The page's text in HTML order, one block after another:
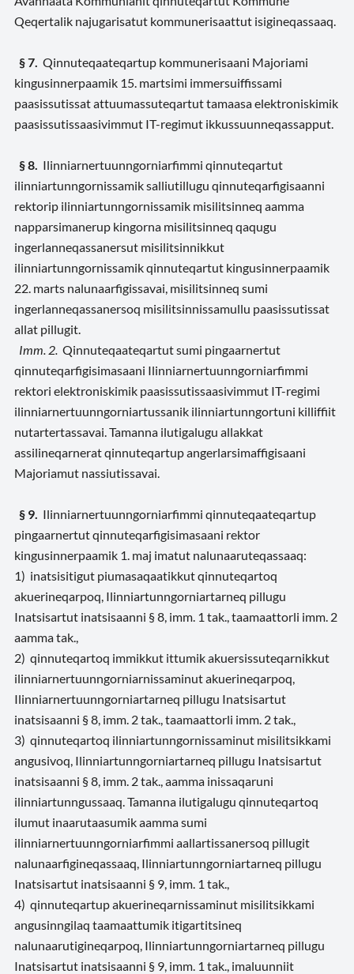
Qeqertalik najugarisatut kommunerisaattut isigineqassaaq.
§ 7. Qinnuteqaateqartup kommunerisaani Majoriami
kingusinnerpaamik 15. martsimi immersuiffissami
paasissutissat attuumassuteqartut tamaasa elektroniskimik
paasissutissaasivimmut IT-regimut ikkussuunneqassapput.
§ 8. Ilinniarnertuunngorniarfimmi qinnuteqartut
ilinniartunngornissamik salliutillugu qinnuteqarfigisaanni
rektorip ilinniartunngornissamik misilitsinneq aamma
napparsimanerup kingorna misilitsinneq qaqugu
ingerlanneqassanersut misilitsinnikkut
ilinniartunngornissamik qinnuteqartut kingusinnerpaamik
22. marts nalunaarfigissavai, misilitsinneq sumi
ingerlanneqassanersoq misilitsinnissamullu paasissutissat
allat pillugit.
Imm. 2. Qinnuteqaateqartut sumi pingaarnertut
qinnuteqarfigisimasaani Ilinniarnertuunngorniarfimmi
rektori elektroniskimik paasissutissaasivimmut IT-regimi
ilinniarnertuunngorniartussanik ilinniartunngortuni killiffiit
nutartertassavai. Tamanna ilutigalugu allakkat
assilineqarnerat qinnuteqartup angerlarsimaffigisaani
Majoriamut nassiutissavai.
§ 9. Ilinniarnertuunngorniarfimmi qinnuteqaateqartup
pingaarnertut qinnuteqarfigisimasaani rektor
kingusinnerpaamik 1. maj imatut nalunaaruteqassaaq:
1) inatsisitigut piumasaqaatikkut qinnuteqartoq
akuerineqarpoq, Ilinniartunngorniartarneq pillugu
Inatsisartut inatsisaanni § 8, imm. 1 tak., taamaattorli imm. 2
aamma tak.,
2) qinnuteqartoq immikkut ittumik akuersissuteqarnikkut
ilinniarnertuunngorniarnissaminut akuerineqarpoq,
Ilinniarnertuunngorniartarneq pillugu Inatsisartut
inatsisaanni § 8, imm. 2 tak., taamaattorli imm. 2 tak.,
3) qinnuteqartoq ilinniartunngornissaminut misilitsikkami
angusivoq, Ilinniartunngorniartarneq pillugu Inatsisartut
inatsisaanni § 8, imm. 2 tak., aamma inissaqaruni
ilinniartunngussaaq. Tamanna ilutigalugu qinnuteqartoq
ilumut inaarutaasumik aamma sumi
ilinniarnertuunngorniarfimmi aallartissanersoq pillugit
nalunaarfigineqassaaq, Ilinniartunngorniartarneq pillugu
Inatsisartut inatsisaanni § 9, imm. 1 tak.,
4) qinnuteqartup akuerineqarnissaminut misilitsikkami
angusinngilaq taamaattumik itigartitsineq
nalunaarutigineqarpoq, Ilinniartunngorniartarneq pillugu
Inatsisartut inatsisaanni § 9, imm. 1 tak., imaluunniit